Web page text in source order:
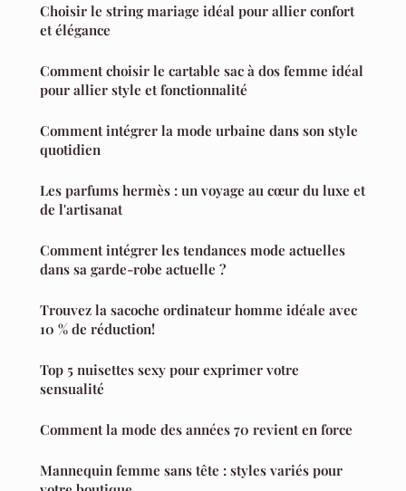
Choisir le string mariage idéal pour allier confort
et élégance
Comment choisir le cartable sac à dos femme idéal
pour allier style et fonctionnalité
Comment intégrer la mode urbaine dans son style
quotidien
Les parfums hermès : un voyage au cœur du luxe et
de l'artisanat
Comment intégrer les tendances mode actuelles
dans sa garde-robe actuelle ?
Trouvez la sacoche ordinateur homme idéale avec
10 % de réduction!
Top 5 nuisettes sexy pour exprimer votre
sensualité
Comment la mode des années 70 revient en force
Mannequin femme sans tête : styles variés pour